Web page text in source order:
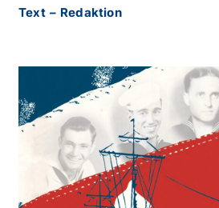
Text – Redaktion